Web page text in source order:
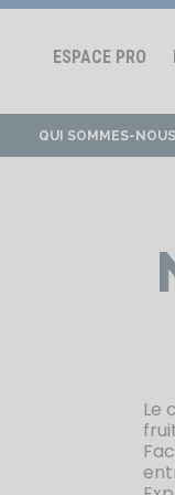
ESPACE PRO
QUI SOMMES-
Le